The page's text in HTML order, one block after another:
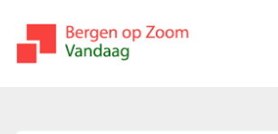
bergenopzoomvandaag.nl